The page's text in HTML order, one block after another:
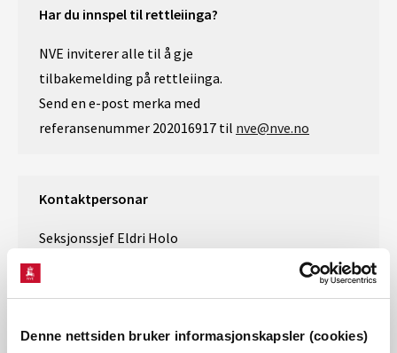
Denne nettsiden bruker informasjonskapsler (cookies)
Har du innspel til rettleiinga?
NVE invitereralle til å gje
tilbakemelding på rettleiinga.
Send en e-post merka med
referansenummer 202016917 til nve@nve.no
Kontaktpersonar
Seksjonssjef Eldri Holo
Tlf:
Mail: enho@nve.no
Spesialrådgjevar Janne Hagen